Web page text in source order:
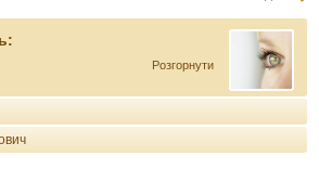
Розгорнути